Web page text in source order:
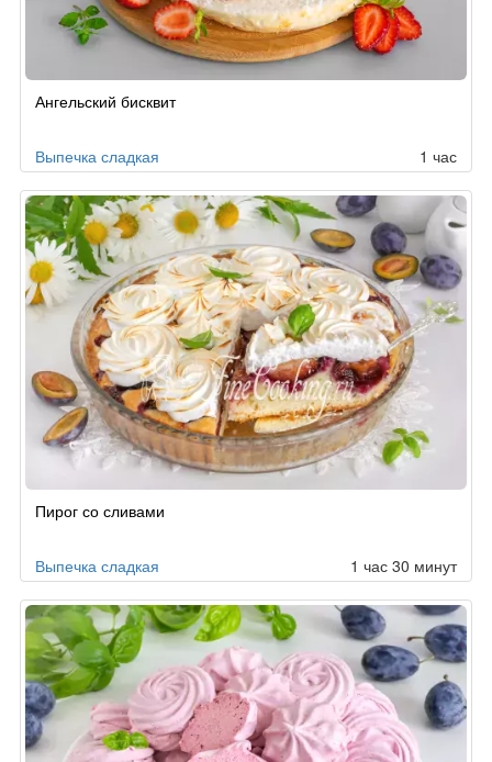
Ангельский бисквит
Выпечка сладкая 1 час
Пирог со сливами
Выпечка сладкая 1 час 30 минут